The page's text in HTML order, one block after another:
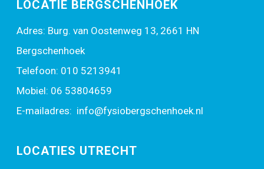
LOCATIE BERGSCHENHOEK
Adres: Burg. van Oostenweg 13, 2661 HN
Bergschenhoek
Telefoon: 010 5213941
Mobiel: 06 53804659
E-mailadres: info@fysiobergschenhoek.nl
LOCATIES UTRECHT